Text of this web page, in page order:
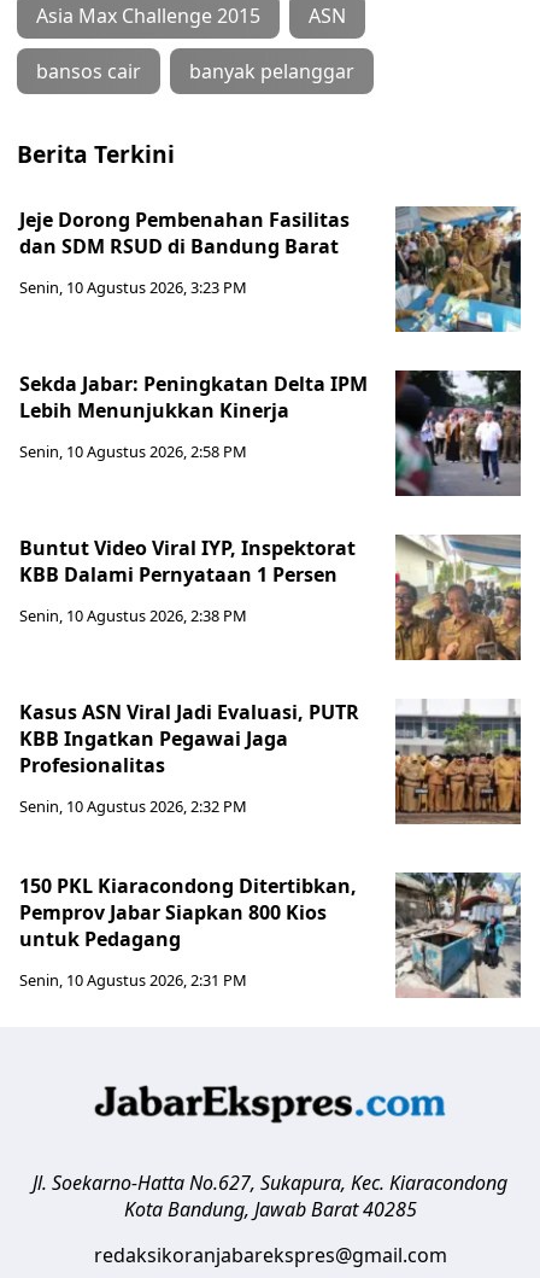
Asia Max Challenge 2015 ASN
bansos cair banyak pelanggar
Berita Terkini
Jeje Dorong Pembenahan Fasilitas
dan SDM RSUD di Bandung Barat
Senin, 10 Agustus 2026, 3:23 PM
Sekda Jabar: Peningkatan Delta IPM
Lebih Menunjukkan Kinerja
Senin, 10 Agustus 2026, 2:58 PM
Buntut Video Viral IYP, Inspektorat
KBB Dalami Pernyataan 1 Persen
Senin, 10 Agustus 2026, 2:38 PM
Kasus ASN Viral Jadi Evaluasi, PUTR
KBB Ingatkan Pegawai Jaga
Profesionalitas
Senin, 10 Agustus 2026, 2:32 PM
150 PKL Kiaracondong Ditertibkan,
Pemprov Jabar Siapkan 800 Kios
untuk Pedagang
Senin, 10 Agustus 2026, 2:31 PM
Jl. Soekarno-Hatta No.627, Sukapura, Kec. Kiaracondong
Kota Bandung, Jawab Barat 40285
redaksikoranjabarekspres@gmail.com